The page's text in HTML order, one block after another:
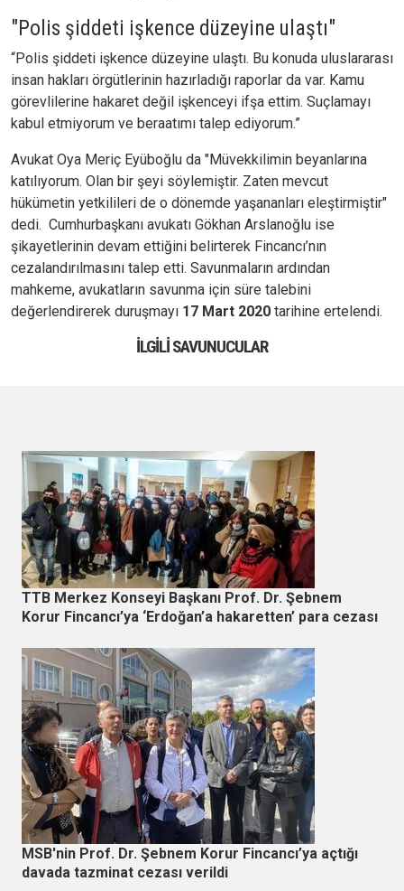
"Polis şiddeti işkence düzeyine ulaştı"
“Polis şiddeti işkence düzeyine ulaştı. Bu konuda uluslararası
insan hakları örgütlerinin hazırladığı raporlar da var. Kamu
görevlilerine hakaret değil işkenceyi ifşa ettim. Suçlamayı
kabul etmiyorum ve beraatımı talep ediyorum.”
Avukat Oya Meriç Eyüboğlu da "Müvekkilimin beyanlarına
katılıyorum. Olan bir şeyi söylemiştir. Zaten mevcut
hükümetin yetkilileri de o dönemde yaşananları eleştirmiştir"
dedi. Cumhurbaşkanı avukatı Gökhan Arslanoğlu ise
şikayetlerinin devam ettiğini belirterek Fincancı’nın
cezalandırılmasını talep etti. Savunmaların ardından
mahkeme, avukatların savunma için süre talebini
değerlendirerek duruşmayı 17 Mart 2020 tarihine ertelendi.
İLGILI SAVUNUCULAR
TTB Merkez Konseyi Başkanı Prof. Dr. Şebnem
Korur Fincancı’ya ‘Erdoğan’a hakaretten’ para cezası
MSB'nin Prof. Dr. Şebnem Korur Fincancı’ya açtığı
davada tazminat cezası verildi